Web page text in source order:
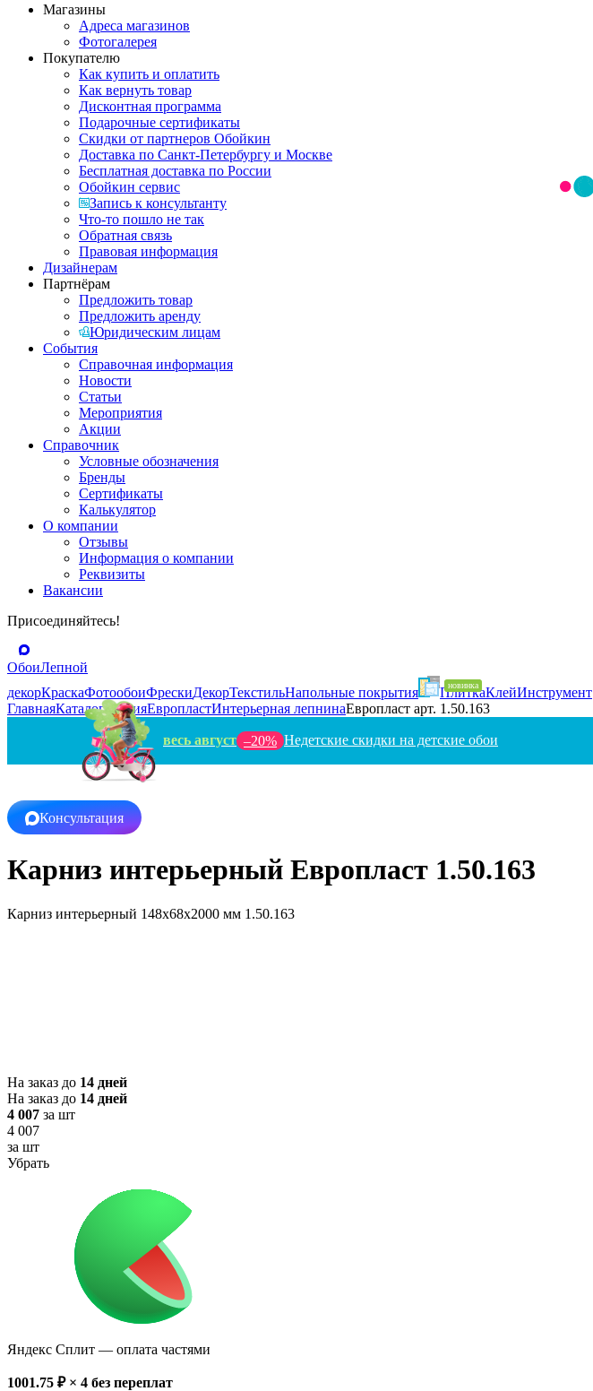
Магазины
Адреса магазинов
Фотогалерея
Покупателю
Как купить и оплатить
Как вернуть товар
Дисконтная программа
Подарочные сертификаты
Скидки от партнеров Обойкин
Доставка по Санкт-Петербургу и Москве
Бесплатная доставка по России
Обойкин сервис
Запись к консультанту
Что-то пошло не так
Обратная связь
Правовая информация
Дизайнерам
Партнёрам
Предложить товар
Предложить аренду
Юридическим лицам
События
Справочная информация
Новости
Статьи
Мероприятия
Акции
Справочник
Условные обозначения
Бренды
Сертификаты
Калькулятор
О компании
Отзывы
Информация о компании
Реквизиты
Вакансии
Присоединяйтесь!
ОбоиЛепной
декорКраскаФотообоиФрескиДекорТекстильНапольные покрытия ПлиткаКлейИнструмент
ГлавнаяКаталогРоссияЕвропластИнтерьерная лепнинаЕвропласт арт. 1.50.163
весь август –20% Недетские скидки на детские обои
Консультация
Карниз интерьерный Европласт 1.50.163
Карниз интерьерный 148х68х2000 мм 1.50.163
На заказ до 14 дней
На заказ до 14 дней
4 007 за шт
4 007
за шт
Убрать
Яндекс Сплит — оплата частями
1001.75 ₽ × 4 без переплат